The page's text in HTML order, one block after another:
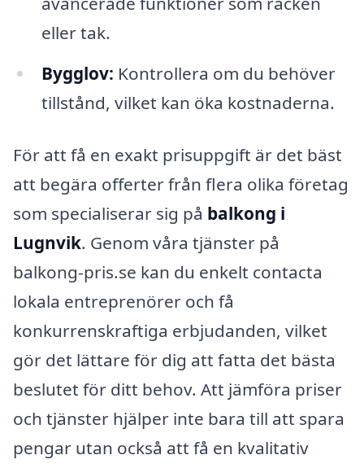
eller tak.
Bygglov: Kontrollera om du behöver
tillstånd, vilket kan öka kostnaderna.
För att få en exakt prisuppgift är det bäst
att begära offerter från flera olika företag
som specialiserar sig på balkong i
Lugnvik. Genom våra tjänster på
balkong-pris.se kan du enkelt contacta
lokala entreprenörer och få
konkurrenskraftiga erbjudanden, vilket
gör det lättare för dig att fatta det bästa
beslutet för ditt behov. Att jämföra priser
och tjänster hjälper inte bara till att spara
pengar utan också att få en kvalitativ